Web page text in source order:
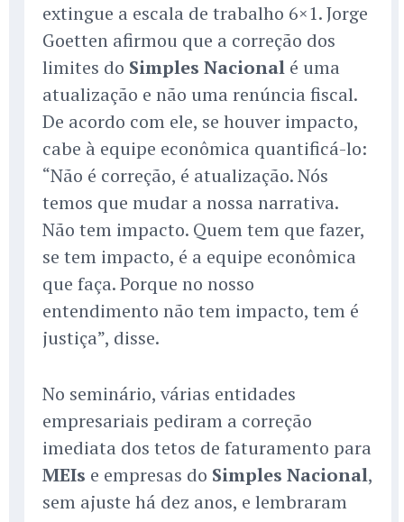
extingue a escala de trabalho 6×1. Jorge
Goetten afirmou que a correção dos
limites do Simples Nacional é uma
atualização e não uma renúncia fiscal.
De acordo com ele, se houver impacto,
cabe à equipe econômica quantificá-lo:
“Não é correção, é atualização. Nós
temos que mudar a nossa narrativa.
Não tem impacto. Quem tem que fazer,
se tem impacto, é a equipe econômica
que faça. Porque no nosso
entendimento não tem impacto, tem é
justiça”, disse.
No seminário, várias entidades
empresariais pediram a correção
imediata dos tetos de faturamento para
MEIs e empresas do Simples Nacional,
sem ajuste há dez anos, e lembraram